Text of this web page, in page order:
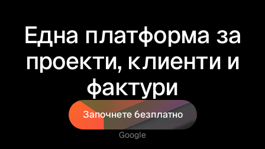
Една платформа за
проекти, клиенти и
фактури
Започнете безплатно
Започнете безплатно
Google